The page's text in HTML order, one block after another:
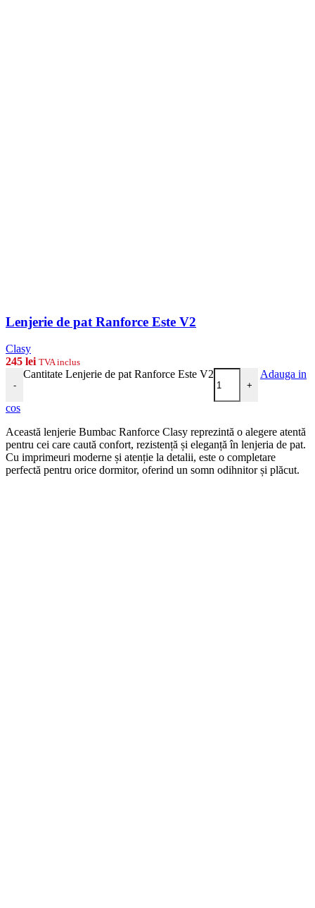
Lenjerie de pat Ranforce Este V2
Clasy
245 lei TVA inclus
-
Cantitate Lenjerie de pat Ranforce Este V2
+
Adauga in
cos
Această lenjerie Bumbac Ranforce Clasy reprezintă o alegere atentă
pentru cei care caută confort, rezistență și eleganță în lenjeria de pat.
Cu imprimeuri moderne și atenție la detalii, este o completare
perfectă pentru orice dormitor, oferind un somn odihnitor și plăcut.